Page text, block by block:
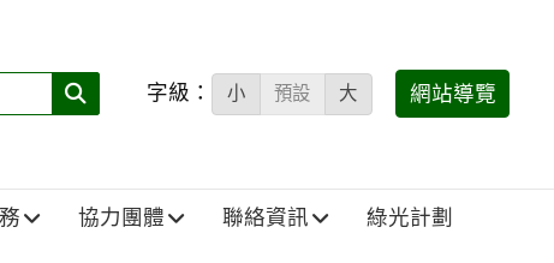
搜
填)：
字級： 小 預設 大 網站導覽
協力團體 聯絡資訊 綠光計劃